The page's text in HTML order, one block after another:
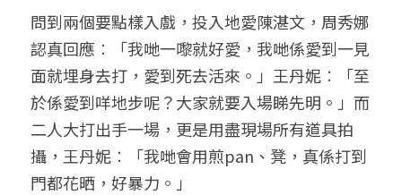
問到兩個要點樣入戲，投入地愛陳湛文，周秀娜
認真回應︰「我哋一嚟就好愛，我哋係愛到一見
面就埋身去打，愛到死去活來。」王丹妮︰「至
於係愛到咩地步呢？大家就要入場睇先明。」而
二人大打出手一場，更是用盡現場所有道具拍
攝，王丹妮︰「我哋會用煎pan、凳，真係打到
門都花晒，好暴力。」